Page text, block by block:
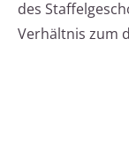
des
Verhältnis zum